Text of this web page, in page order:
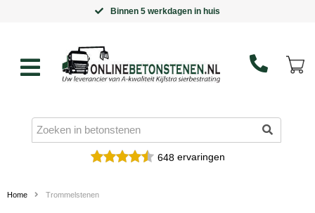
Binnen 5 werkdagen in huis
648ervaringen
Home Trommelstenen